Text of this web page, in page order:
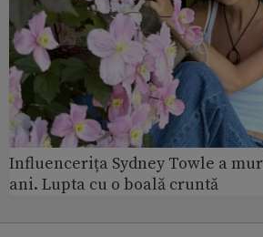
Influencerița Sydney Towle a
ani. Lupta cu o boală cruntă